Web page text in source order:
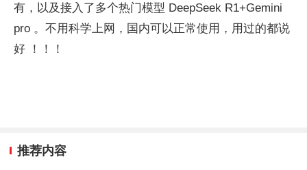
有，以及接入了多个热门模型 DeepSeek R1+Gemini
pro 。不用科学上网，国内可以正常使用，用过的都说
好 ！！！
推荐内容